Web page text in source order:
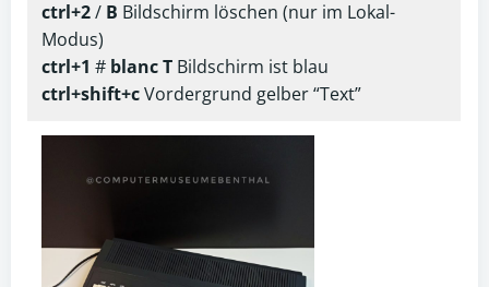
ctrl+2/ B Bildschirm löschen (nur im Lokal-
Modus)
ctrl+1 # blanc T Bildschirm ist blau
ctrl+shift+cVordergrund gelber “Text”